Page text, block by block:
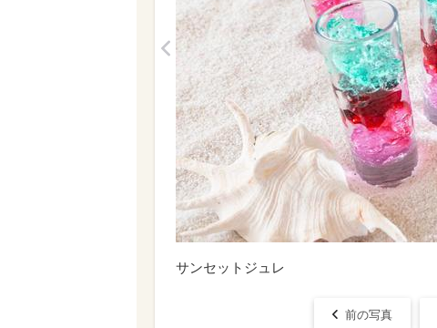
サンセットジュレ
前の写真